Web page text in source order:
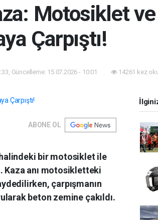
Motosiklet
Çarpıştı!
Güncelleme: 15.07.2026 - 10:01 14261 kez
ABONE OL
bir motosiklet ile
Kaza anı motosikletteki
çarpışmanın
beton zemine çakıldı.